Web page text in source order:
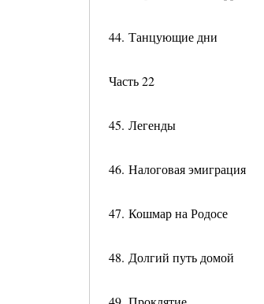
44. Танцующие дни
Часть 22
45. Легенды
46. Налоговая эмиграция
47. Кошмар на Родосе
48. Долгий путь домой